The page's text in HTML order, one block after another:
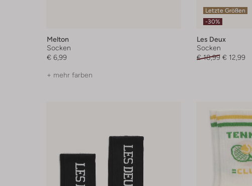
Melton
Socken
€ 6,99
+ mehr farben
Letzte Größen
-30%
Les Deux
Socken
€ 18,99 € 12,99